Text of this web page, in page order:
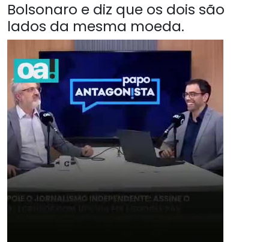
Bolsonaro e diz que os dois são
lados da mesma moeda.